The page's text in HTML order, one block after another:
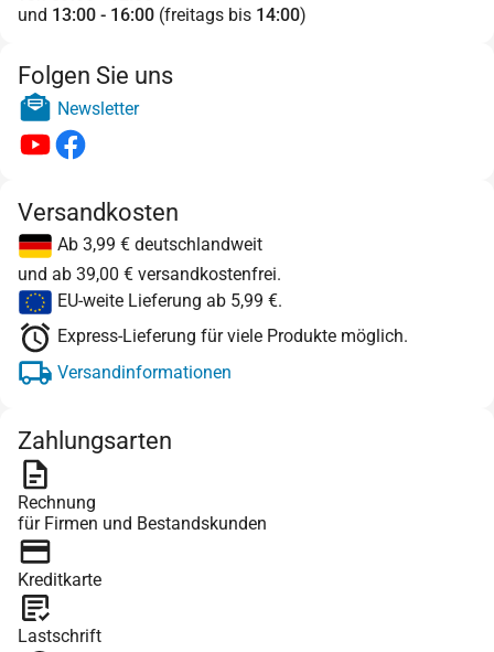
und 13:00 - 16:00 (freitags bis 14:00)
Folgen Sie uns
Newsletter
Versandkosten
Ab 3,99 € deutschlandweit
und ab 39,00 € versandkostenfrei.
EU-weite Lieferung ab 5,99 €.
Express-Lieferung für viele Produkte möglich.
Versandinformationen
Zahlungsarten
Rechnung
für Firmen und Bestandskunden
Kreditkarte
Lastschrift